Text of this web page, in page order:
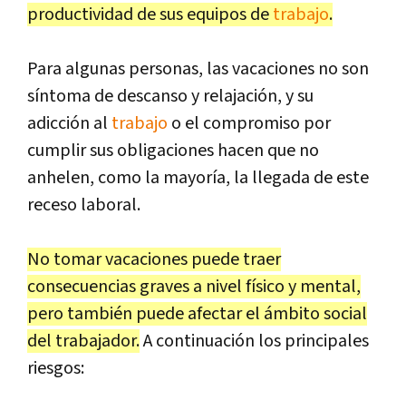
productividad de sus equipos detrabajo.
Para algunas personas, las vacaciones no son
síntoma de descanso y relajación, y su
adicción al trabajo o el compromiso por
cumplir sus obligaciones hacen que no
anhelen, como la mayoría, la llegada de este
receso laboral.
No tomar vacaciones puede traer
consecuencias graves a nivel físico y mental,
pero también puede afectar el ámbito social
del trabajador.A continuación los principales
riesgos: